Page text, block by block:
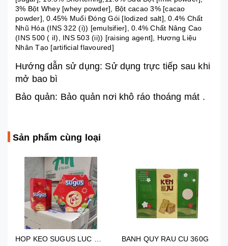
3% Bột Whey [whey powder], Bột cacao 3% [cacao
powder], 0.45% Muối Đóng Gói [lodized salt], 0.4% Chất
Nhũ Hóa (INS 322 (i)) [emulsifier], 0.4% Chất Nâng Cao
(INS 500 ( iI), INS 503 (ii)) [raising agent], Hương Liệu
Nhân Tạo [artificial flavoured]
Hướng dẫn sử dụng: Sử dụng trực tiếp sau khi
mở bao bì
Bảo quản: Bảo quản nơi khô ráo thoáng mát .
Sản phẩm cùng loại
BANH QUY RAU CU 360G